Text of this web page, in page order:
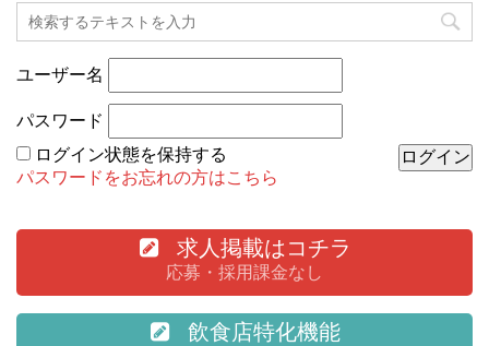
ユーザー名
パスワード
ログイン状態を保持する
パスワードをお忘れの方はこちら
求人掲載はコチラ
応募・採用課金なし
飲食店特化機能